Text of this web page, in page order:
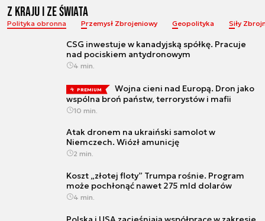
Z Kraju i ze Świata
Polityka obronna Przemysł Zbrojeniowy Geopolityka Siły
CSG inwestuje w kanadyjską spółkę. Pracuje
nad pociskiem antydronowym
4 min.
PREMIUM
Wojna cieni nad Europą. Dron jako
wspólna broń państw, terrorystów i mafii
10 min.
Atak dronem na ukraiński samolot w
Niemczech. Wiózł amunicję
2 min.
Koszt „złotej floty” Trumpa rośnie. Program
może pochłonąć nawet 275 mld dolarów
4 min.